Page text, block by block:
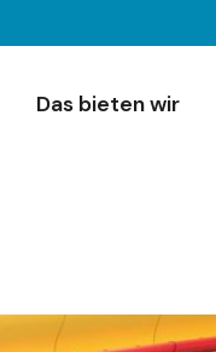
Das bieten wir